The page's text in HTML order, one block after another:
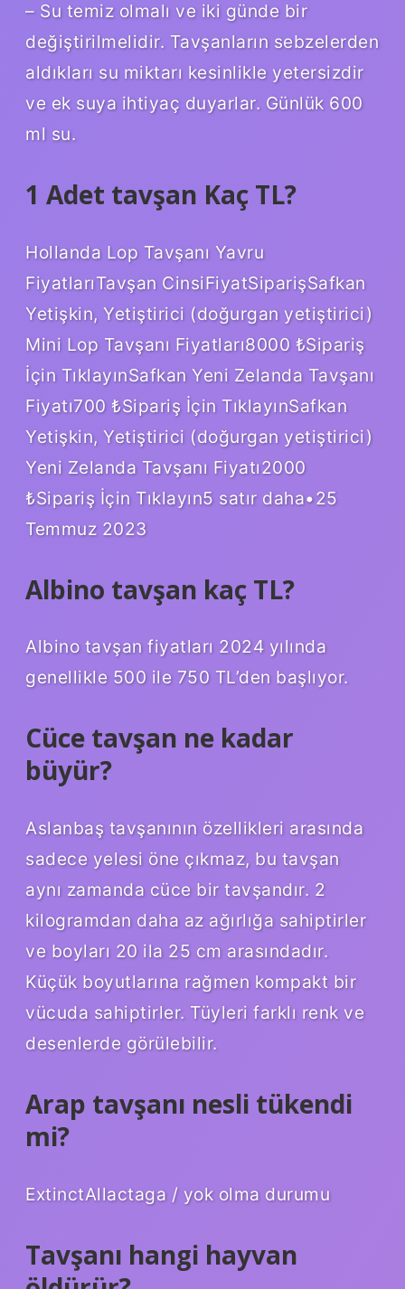
– Su temiz olmalı ve iki günde bir
değiştirilmelidir. Tavşanların sebzelerden
aldıkları su miktarı kesinlikle yetersizdir
ve ek suya ihtiyaç duyarlar. Günlük 600
ml su.
1 Adet tavşan Kaç TL?
Hollanda Lop Tavşanı Yavru
FiyatlarıTavşan CinsiFiyatSiparişSafkan
Yetişkin, Yetiştirici (doğurgan yetiştirici)
Mini Lop Tavşanı Fiyatları8000 ₺Sipariş
İçin TıklayınSafkan Yeni Zelanda Tavşanı
Fiyatı700 ₺Sipariş İçin TıklayınSafkan
Yetişkin, Yetiştirici (doğurgan yetiştirici)
Yeni Zelanda Tavşanı Fiyatı2000
₺Sipariş İçin Tıklayın5 satır daha•25
Temmuz 2023
Albino tavşan kaç TL?
Albino tavşan fiyatları 2024 yılında
genellikle 500 ile 750 TL’den başlıyor.
Cüce tavşan ne kadar
büyür?
Aslanbaş tavşanının özellikleri arasında
sadece yelesi öne çıkmaz, bu tavşan
aynı zamanda cüce bir tavşandır. 2
kilogramdan daha az ağırlığa sahiptirler
ve boyları 20 ila 25 cm arasındadır.
Küçük boyutlarına rağmen kompakt bir
vücuda sahiptirler. Tüyleri farklı renk ve
desenlerde görülebilir.
Arap tavşanı nesli tükendi
mi?
ExtinctAllactaga / yok olma durumu
Tavşanı hangi hayvan